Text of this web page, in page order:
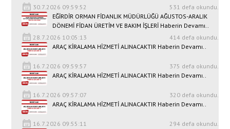
30.7.2026 09:59:52
531 defa okundu.
EĞİRDİR ORMAN FİDANLIK MÜDÜRLÜĞÜ AĞUSTOS-ARALIK
DÖNEMİ FİDAN ÜRETİM VE BAKIM İŞLERİ Haberin Devamı..
28.7.2026 10:05:13
414 defa okundu.
ARAÇ KİRALAMA HİZMETİ ALINACAKTIR Haberin Devamı..
16.7.2026 09:59:57
375 defa okundu.
ARAÇ KİRALAMA HİZMETİ ALINACAKTIR Haberin Devamı..
16.7.2026 09:57:07
320 defa okundu.
ARAÇ KİRALAMA HİZMETİ ALINACAKTIR Haberin Devamı..
16.7.2026 09:55:11 294 defa okundu.